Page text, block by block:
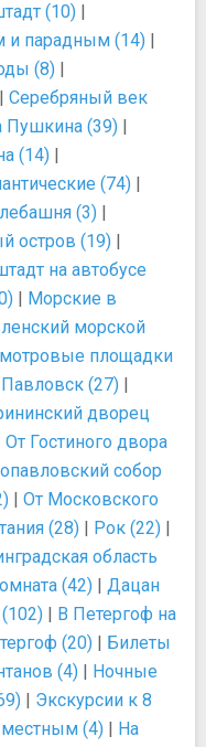
(10) |
и парадным (14) |
(8) |
| Серебряный век
Пушкина (39) |
(14) |
(74) |
(3) |
остров (19) |
на автобусе
| Морские в
морской
площадки
Павловск (27) |
дворец
От Гостиного двора
собор
| От Московского
(28) | Рок (22) |
область
(42) | Дацан
| В Петергоф на
(20) | Билеты
(4) | Ночные
| Экскурсии к 8
местным (4) | На